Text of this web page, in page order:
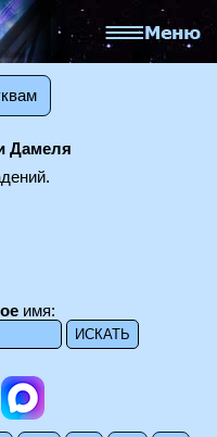
Дамеля
имя: